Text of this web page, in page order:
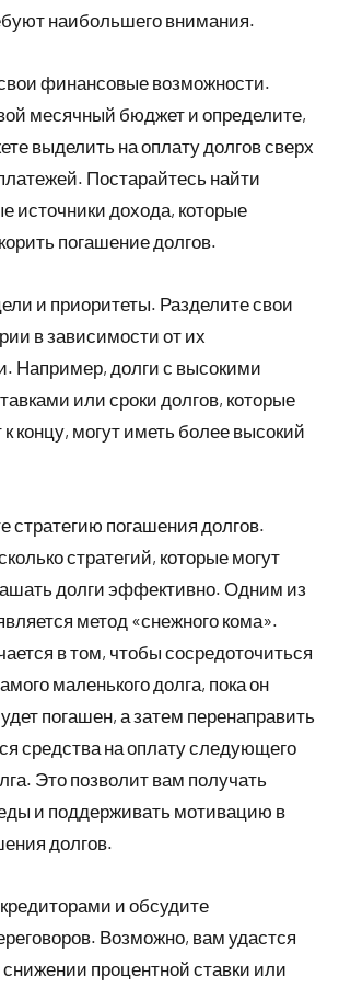
наибольшего внимания.
финансовые возможности.
месячный бюджет и определите,
выделить на оплату долгов сверх
Постарайтесь найти
источники дохода, которые
погашение долгов.
и приоритеты. Разделите свои
в зависимости от их
Например, долги с высокими
или сроки долгов, которые
концу, могут иметь более высокий
стратегию погашения долгов.
стратегий, которые могут
долги эффективно. Одним из
метод «снежного кома».
в том, чтобы сосредоточиться
маленького долга, пока он
погашен, а затем перенаправить
средства на оплату следующего
Это позволит вам получать
и поддерживать мотивацию в
долгов.
и обсудите
Возможно, вам удастся
снижении процентной ставки или